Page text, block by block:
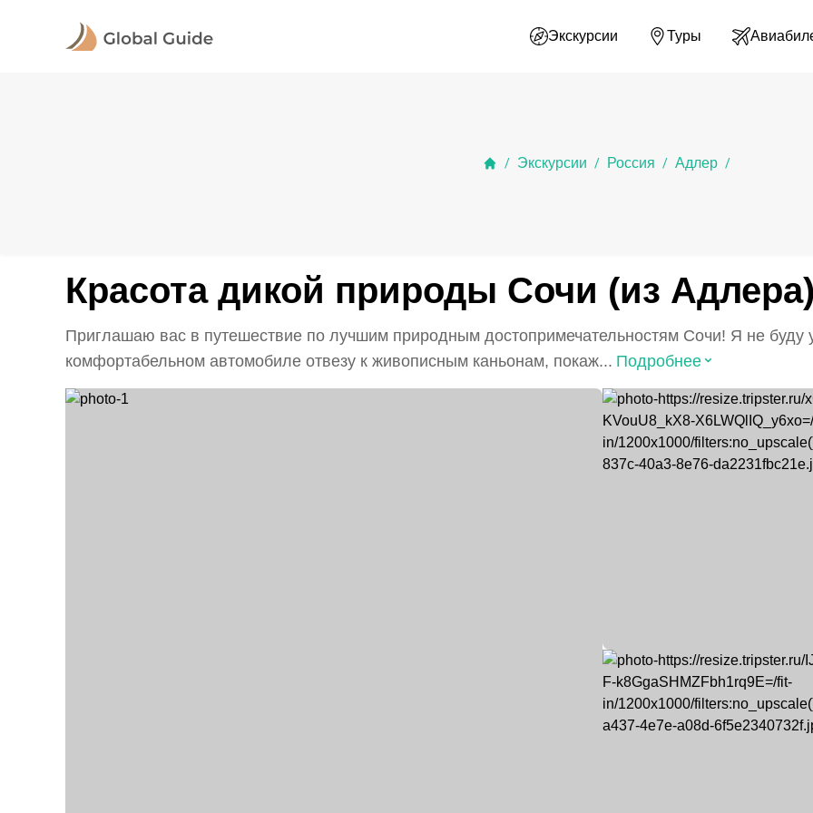
Экскурсии Туры
/ Экскурсии / Россия / Адлер /
Красота дикой природы Сочи (из
Приглашаю вас в путешествие по лучшим природным достопримечательностям Сочи! Я не буду
комфортабельном автомобиле отвезу к живописным каньонам, покаж... Подробнее⌃